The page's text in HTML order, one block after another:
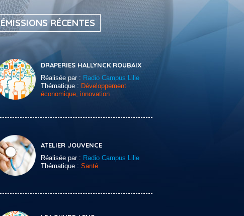
ÉMISSIONS RÉCENTES
DRAPERIES HALLYNCK ROUBAIX
Réalisée par : Radio Campus Lille
Thématique : Développement
économique, innovation
ATELIER JOUVENCE
Réalisée par : Radio Campus Lille
Thématique : Santé